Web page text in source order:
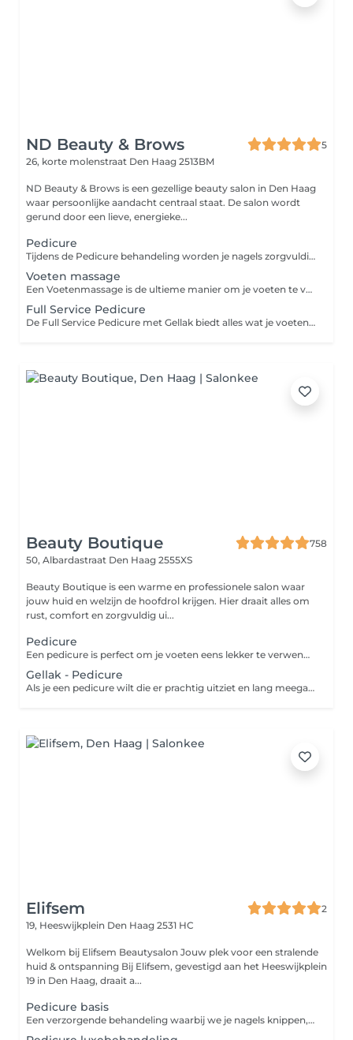
ND Beauty & Brows
5
26, korte molenstraat Den Haag 2513BM
ND Beauty & Brows is een gezellige beauty salon in Den Haag
waar persoonlijke aandacht centraal staat. De salon wordt
gerund door een lieve, energieke...
Pedicure
Tijdens de Pedicure behandeling worden je nagels zorgvuldig geknipt, gevijld en de nagelriemen verzorgd. Eelt en andere oneffenheden worden verwijderd, waardoor je voeten weer zacht en verzorgd aanvoelen. Deze behandeling is ideaal voor wie zijn of haar voeten een gezonde en verzorgde uitstraling wil geven, met als resultaat perfect getrimde nagels en een gladde huid.
Voeten massage
Een Voetenmassage is de ultieme manier om je voeten te verwennen en te ontspannen. Deze behandeling focust op het verlichten van spanning en het verbeteren van de bloedsomloop. Door middel van rustgevende massagebewegingen wordt de druk van de dag verlicht, wat zorgt voor een ontspannen gevoel en verlichting van vermoeide voeten. Ideaal voor wie na een lange dag een moment van rust en comfort wil ervaren.
Full Service Pedicure
De Full Service Pedicure met Gellak biedt alles wat je voeten nodig hebben voor een ultieme verzorging. Deze behandeling omvat het knippen, vijlen en verzorgen van de nagels, het verwijderen van eelt en het verzorgen van de nagelriemen. Daarna wordt een gellak aangebracht voor een langdurige, glanzende afwerking die tot 2 tot 3 weken blijft zitten zonder te chippen. Je voeten voelen niet alleen fris en verzorgd aan, maar zien er ook prachtig uit met de perfecte kleur en afwerking.
Beauty Boutique
758
50, Albardastraat Den Haag 2555XS
Beauty Boutique is een warme en professionele salon waar
jouw huid en welzijn de hoofdrol krijgen. Hier draait alles om
rust, comfort en zorgvuldig ui...
Pedicure
Een pedicure is perfect om je voeten eens lekker te verwennen. Laat de pedicure je voeten verzorgen tot ze weer zacht aanvoelen en je teennagels er verzorgd uitzien. Verwacht te vertrekken met een gladde huid, gezonde verzorgde teennagels en een vleugje kleur met je favoriete nagellak als finishing touch.
Gellak - Pedicure
Als je een pedicure wilt die er prachtig uitziet en lang meegaat, dan is de Gellak pedicure iets voor jou. Deze behandeling duurt langer dan een klassieke manicure, maar aangezien een Gellak-pedicure tot twee weken aanhoudt, is dat het wachten meer dan waard.
Elifsem
2
19, Heeswijkplein Den Haag 2531 HC
Welkom bij Elifsem Beautysalon Jouw plek voor een stralende
huid & ontspanning Bij Elifsem, gevestigd aan het Heeswijkplein
19 in Den Haag, draait a...
Pedicure basis
Een verzorgende behandeling waarbij we je nagels knippen, polijsten, nagelriemen verzorgen en kleine ongemakken zoals licht eelt verwijderen. Perfect voor mooie, gezonde voeten.